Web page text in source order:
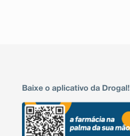
Baixe o aplicativo da Drogal!